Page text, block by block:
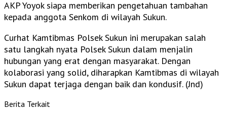
AKP Yoyok siapa memberikan pengetahuan tambahan
kepada anggota Senkom di wilayah Sukun.
Curhat Kamtibmas Polsek Sukun ini merupakan salah
satu langkah nyata Polsek Sukun dalam menjalin
hubungan yang erat dengan masyarakat. Dengan
kolaborasi yang solid, diharapkan Kamtibmas di wilayah
Sukun dapat terjaga dengan baik dan kondusif. (Jnd)
Berita Terkait